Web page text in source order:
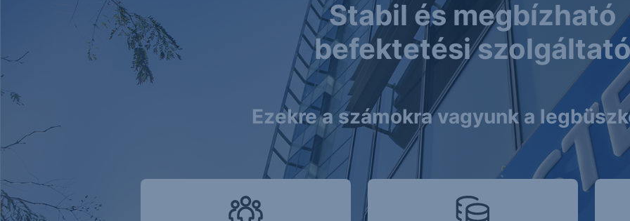
Stabil és megbízható
befektetési
Ezekre a számokra vagyunk a